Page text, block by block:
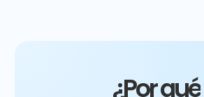
¿Por qué